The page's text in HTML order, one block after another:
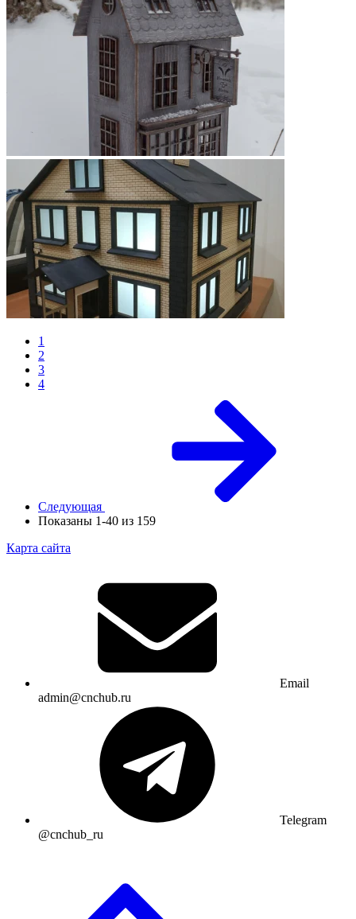
1
2
3
4
Следующая
Показаны 1-40 из 159
Карта сайта
Email
admin@cnchub.ru
Telegram
@cnchub_ru